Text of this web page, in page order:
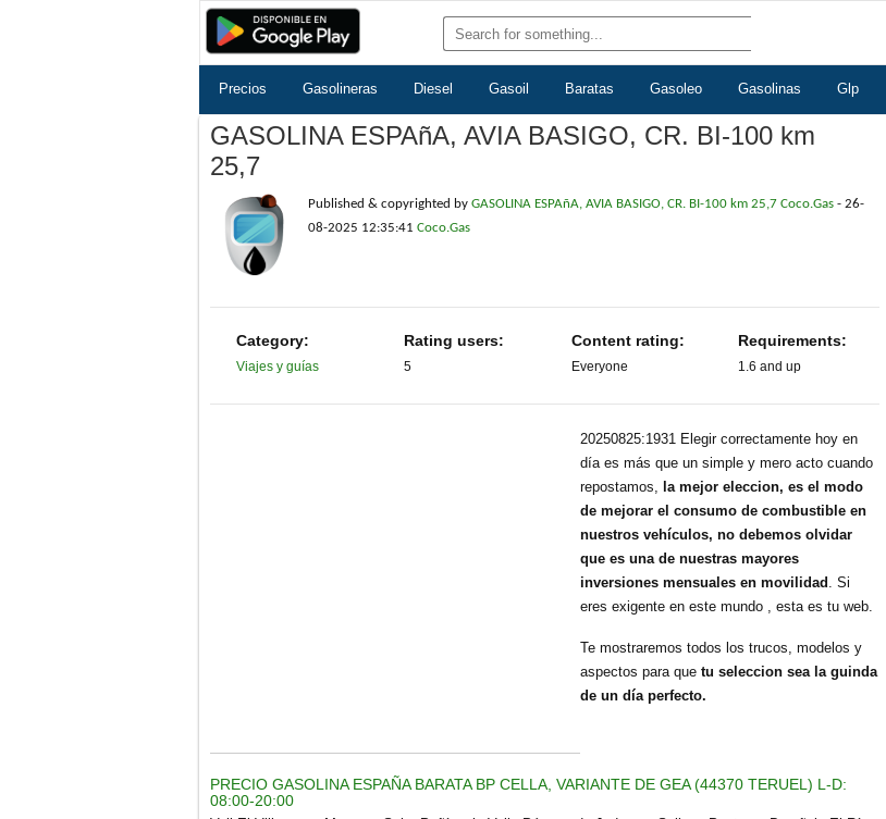
Precios Gasolineras Diesel Gasoil Baratas Gasoleo Gasolinas Glp
GASOLINA ESPAñA, AVIA BASIGO, CR. BI-100 km
25,7
Published & copyrighted by GASOLINA ESPAñA, AVIA BASIGO, CR. BI-100 km 25,7 Coco.Gas - 26-
08-2025 12:35:41 Coco.Gas
Category:
Viajes y guías
Rating users:
5
Content rating:
Everyone
Requirements:
1.6 and up
20250825:1931 Elegir correctamente hoy en
día es más que un simple y mero acto cuando
repostamos, la mejor eleccion, es el modo
de mejorar el consumo de combustible en
nuestros vehículos, no debemos olvidar
que es una de nuestras mayores
inversiones mensuales en movilidad . Si
eres exigente en este mundo , esta es tu web.
Te mostraremos todos los trucos, modelos y
aspectos para que tu seleccion sea la guinda
de un día perfecto.
PRECIO GASOLINA ESPAÑA BARATA BP CELLA, VARIANTE DE GEA (44370 TERUEL) L-D:
08:00-20:00